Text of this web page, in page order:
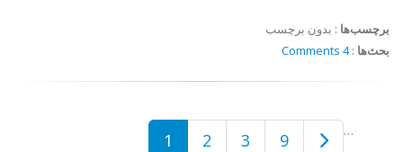
برچسب‌ها : بدون برچسب
بحث‌ها :
4 Comments
1 2 3 …
9